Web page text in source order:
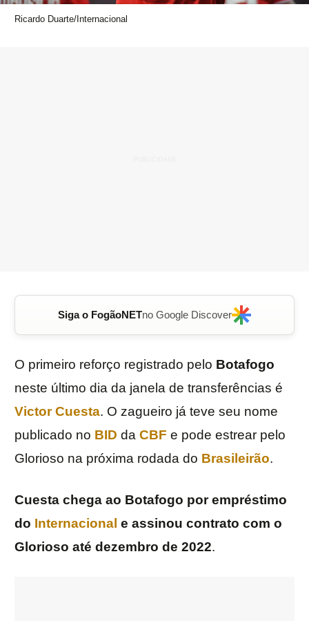
Ricardo Duarte/Internacional
Siga o FogãoNETno Google Discover
O primeiro reforço registrado pelo Botafogo
neste último dia da janela de transferências é
Victor Cuesta. O zagueiro já teve seu nome
publicado no BID da CBF e pode estrear pelo
Glorioso na próxima rodada do Brasileirão.
Cuesta chega ao Botafogo por empréstimo
do Internacional e assinou contrato com o
Glorioso até dezembro de 2022.